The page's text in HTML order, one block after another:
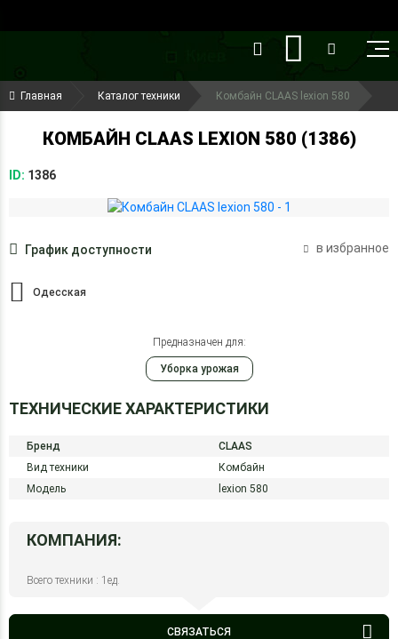
(099) 644-79-22
(050) 416-93-27
Главная Каталог техники Комбайн CLAAS lexion 580
КОМБАЙН CLAAS LEXION 580 (1386)
ID: 1386
График доступности в избранное
Одесская
Предназначен для:
Уборка урожая
ТЕХНИЧЕСКИЕ ХАРАКТЕРИСТИКИ
Бренд
CLAAS
Вид техники
Комбайн
Модель
lexion 580
КОМПАНИЯ:
Всего техники : 1ед.
СВЯЗАТЬСЯ